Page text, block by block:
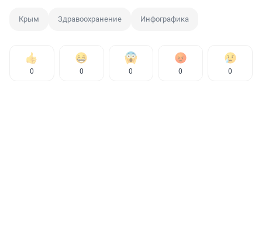
Крым Здравоохранение Инфографика
0 0 0 0 0